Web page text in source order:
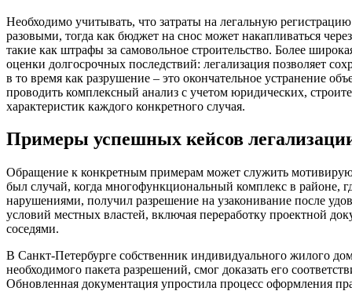
Необходимо учитывать, что затраты на легальную регистрацию
разовыми, тогда как бюджет на снос может накапливаться
такие как штрафы за самовольное строительство. Более
оценки долгосрочных последствий: легализация позволяет
в то время как разрушение – это окончательное устранение
проводить комплексный анализ с учетом юридических,
характеристик каждого конкретного случая.
Примеры успешных кейсов
Обращение к конкретным примерам может служить
был случай, когда многофункциональный комплекс в районе,
нарушениями, получил разрешение на узаконивание после
условий местных властей, включая переработку проектной
соседями.
В Санкт-Петербурге собственник индивидуального жилого
необходимого пакета разрешений, смог доказать его
Обновленная документация упростила процесс оформления